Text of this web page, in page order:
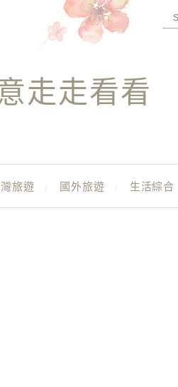
走走看看
旅遊 國外旅遊 生活綜合